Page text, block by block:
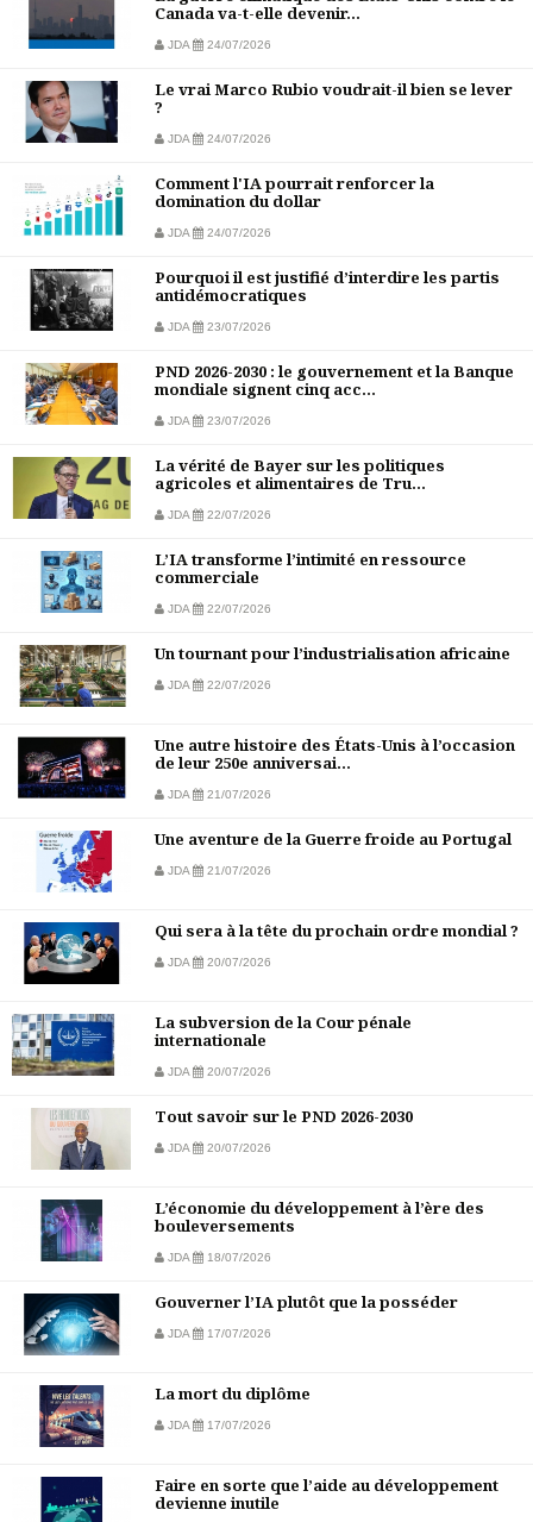
Canada va-t-elle devenir...
JDA 24/07/2026
Le vrai Marco Rubio voudrait-il bien se lever
?
JDA 24/07/2026
Comment l'IA pourrait renforcer la
domination du dollar
JDA 24/07/2026
Pourquoi il est justifié d’interdire les partis
antidémocratiques
JDA 23/07/2026
PND 2026-2030 : le gouvernement et la Banque
mondiale signent cinq acc...
JDA 23/07/2026
La vérité de Bayer sur les politiques
agricoles et alimentaires de Tru...
JDA 22/07/2026
L’IA transforme l’intimité en ressource
commerciale
JDA 22/07/2026
Un tournant pour l’industrialisation africaine
JDA 22/07/2026
Une autre histoire des États-Unis à l’occasion
de leur 250e anniversai...
JDA 21/07/2026
Une aventure de la Guerre froide au Portugal
JDA 21/07/2026
Qui sera à la tête du prochain ordre mondial ?
JDA 20/07/2026
La subversion de la Cour pénale
internationale
JDA 20/07/2026
Tout savoir sur le PND 2026-2030
JDA 20/07/2026
L’économie du développement à l’ère des
bouleversements
JDA 18/07/2026
Gouverner l’IA plutôt que la posséder
JDA 17/07/2026
La mort du diplôme
JDA 17/07/2026
Faire en sorte que l’aide au développement
devienne inutile